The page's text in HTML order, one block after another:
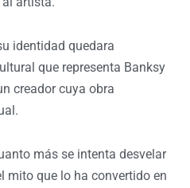
identidad quedara
que representa Banksy
creador cuya obra
más se intenta desvelar
mito que lo ha convertido en